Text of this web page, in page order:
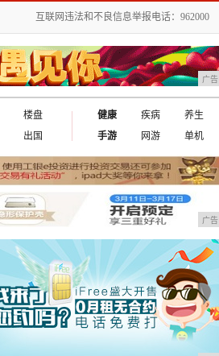
互联网违法和不良信息举报电话：962000
广告
楼盘
出国
健康 疾病
养生
手游
网游 单机
广告